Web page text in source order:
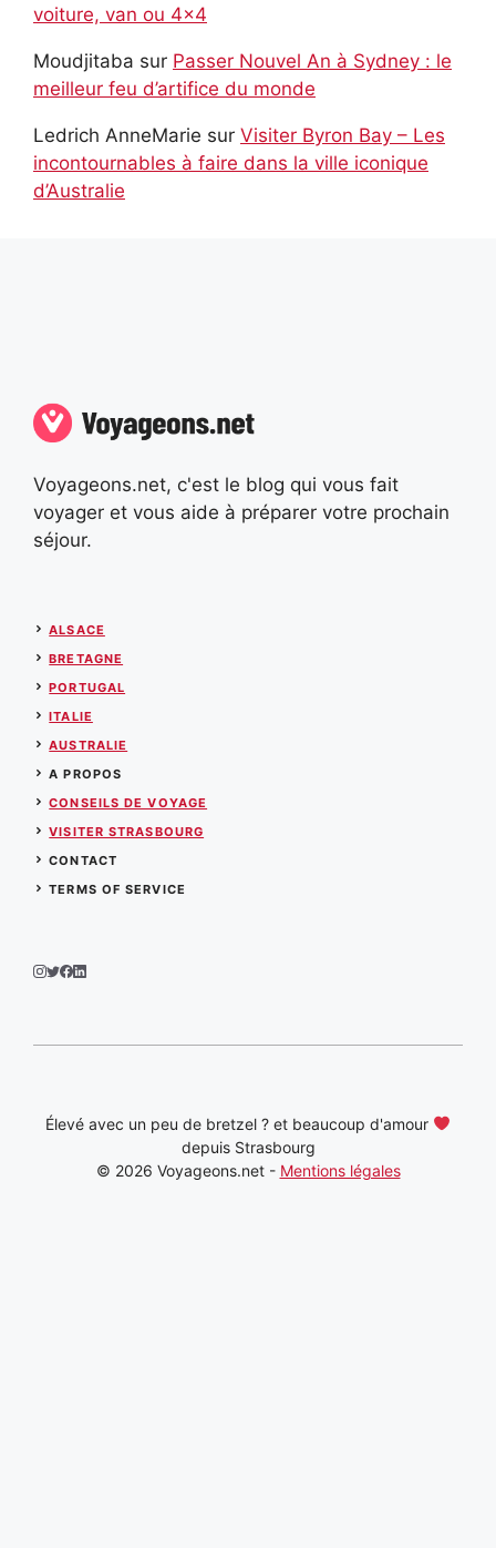
voiture, van ou 4×4
Moudjitaba sur Passer Nouvel An à Sydney : le
meilleur feu d’artifice du monde
Ledrich AnneMarie sur Visiter Byron Bay – Les
incontournables à faire dans la ville iconique
d’Australie
Voyageons.net, c'est le blog qui vous fait
voyager et vous aide à préparer votre prochain
séjour.
ALSACE
BRETAGNE
PORTUGAL
ITALIE
AUSTRALIE
A PROPOS
CONSEILS DE VOYAGE
VISITER STRASBOURG
CONTACT
TERMS OF SERVICE
Élevé avec un peu de bretzel ? et beaucoup d'amour
depuis Strasbourg
© 2026 Voyageons.net - Mentions légales